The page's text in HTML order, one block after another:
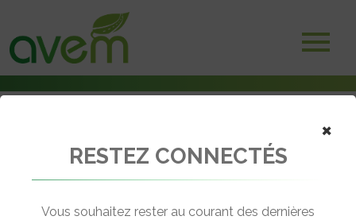
Renault lance une expérimentation inédite à Appy
×
RESTEZ CONNECTÉS
Vous souhaitez rester au courant des dernières